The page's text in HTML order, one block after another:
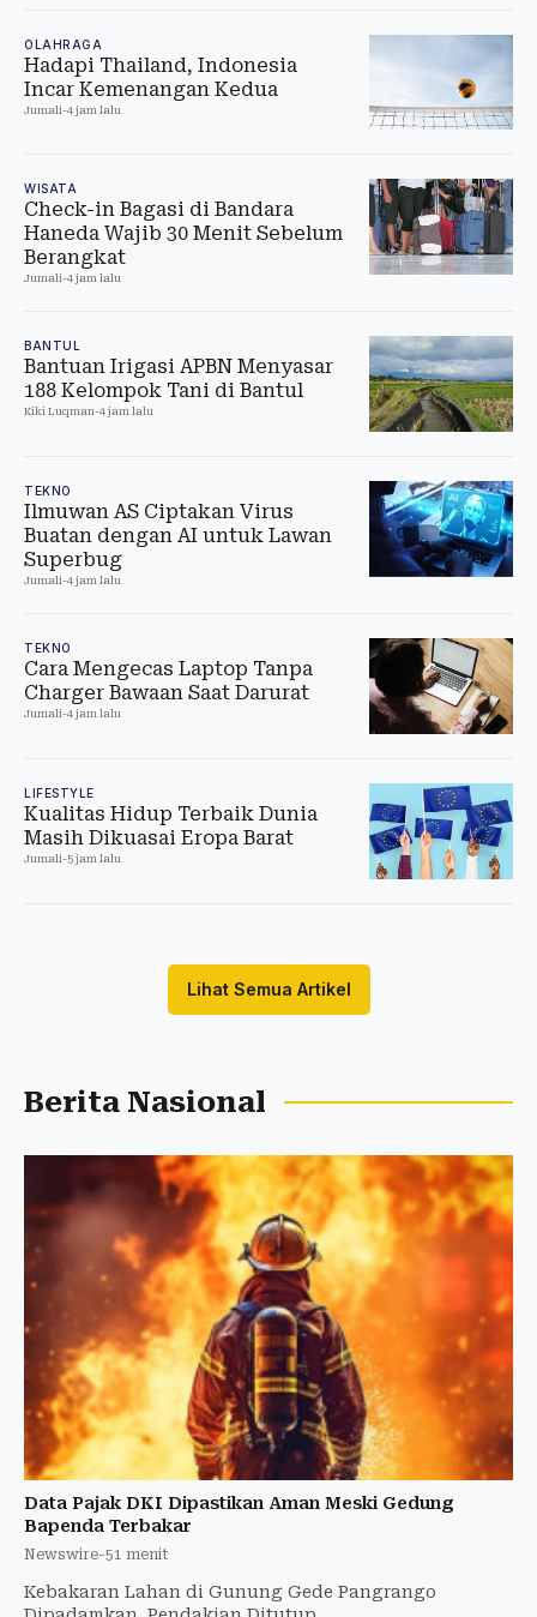
OLAHRAGA
Hadapi Thailand, Indonesia
Incar Kemenangan Kedua
Jumali-4 jam lalu
WISATA
Check-in Bagasi di Bandara
Haneda Wajib 30 Menit Sebelum
Berangkat
Jumali-4 jam lalu
BANTUL
Bantuan Irigasi APBN Menyasar
188 Kelompok Tani di Bantul
Kiki Luqman-4 jam lalu
TEKNO
Ilmuwan AS Ciptakan Virus
Buatan dengan AI untuk Lawan
Superbug
Jumali-4 jam lalu
TEKNO
Cara Mengecas Laptop Tanpa
Charger Bawaan Saat Darurat
Jumali-4 jam lalu
LIFESTYLE
Kualitas Hidup Terbaik Dunia
Masih Dikuasai Eropa Barat
Jumali-5 jam lalu
Lihat Semua Artikel
Berita Nasional
Data Pajak DKI Dipastikan Aman Meski Gedung
Bapenda Terbakar
Newswire-51 menit
Kebakaran Lahan di Gunung Gede Pangrango